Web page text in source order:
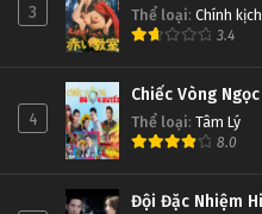
3 Thể loại: Chính kịch
3.4
4
Chiếc Vòng
Thể loại: Tâm Lý
8.0
Đội Đặc Nhiệm